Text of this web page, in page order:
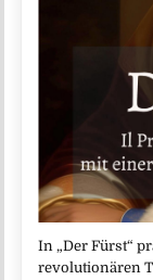
In „Der Fürst“
revolutionären